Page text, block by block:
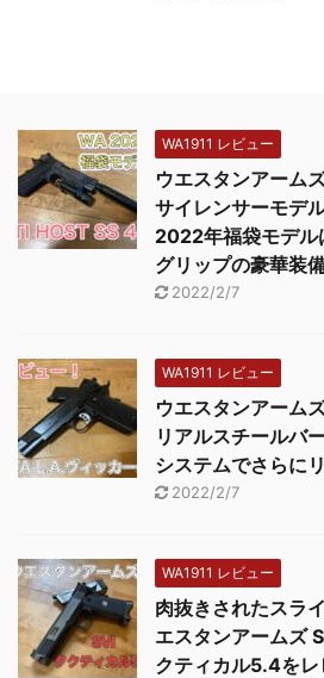
WA1911 レビュー
ウエスタンアー
サイレンサーモデ
2022年福袋モデル
グリップの豪華装
2022/2/7
WA1911 レビュー
ウエスタンアー
リアルスチールバ
システムでさらに
2022/2/7
WA1911 レビュー
肉抜きされたスラ
エスタンアームズ
クティカル5.4をレ